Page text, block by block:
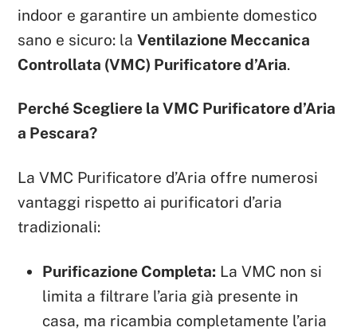
indoor e garantire un ambiente domestico
sano e sicuro: laVentilazione Meccanica
Controllata (VMC) Purificatore d’Aria.
Perché Scegliere la VMC Purificatore d’Aria
a Pescara?
La VMC Purificatore d’Aria offre numerosi
vantaggi rispetto ai purificatori d’aria
tradizionali:
Purificazione Completa: La VMC non si
limita a filtrare l’aria già presente in
casa, ma ricambia completamente l’aria